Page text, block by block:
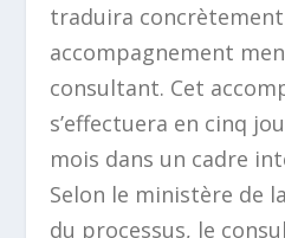
traduira
accompagnement
consultant. Cet
s’effectuera en cinq
mois dans un cadre
Selon le ministère de
du processus, le